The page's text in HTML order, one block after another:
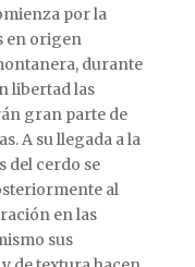
por la
en origen
durante
libertad las
gran parte de
A su llegada a la
del cerdo se
al
en las
sus